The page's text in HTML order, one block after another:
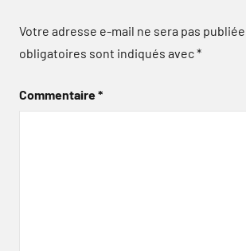
Votre adresse e-mail ne sera pas publiée.
obligatoires sont indiqués avec*
Commentaire*